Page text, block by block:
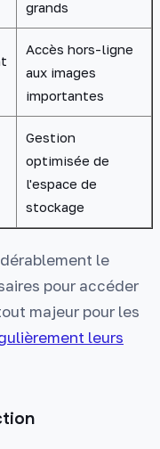
grands
Accès hors-ligne
aux images
importantes
Gestion
optimisée de
l'espace de
stockage
le
pour accéder
majeur pour les
leurs